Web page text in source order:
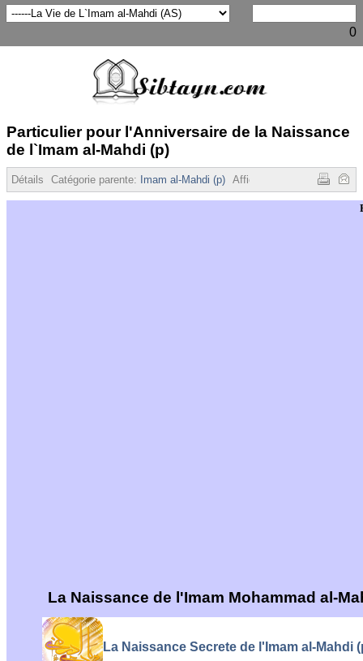
0
Particulier pour l'Anniversaire de la Naissance
de l`Imam al-Mahdi (p)
Détails Catégorie parente: Imam al-Mahdi (p) Affichages : 10034
La Naissance de l'Imam Mohammad al-
La Naissance Secrete de l'Imam al-Mahdi